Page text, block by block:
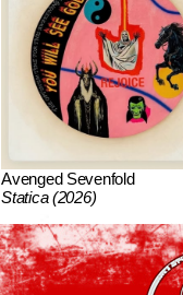
Avenged Sevenfold
Statica (2026)